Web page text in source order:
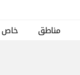
مناطق خاص